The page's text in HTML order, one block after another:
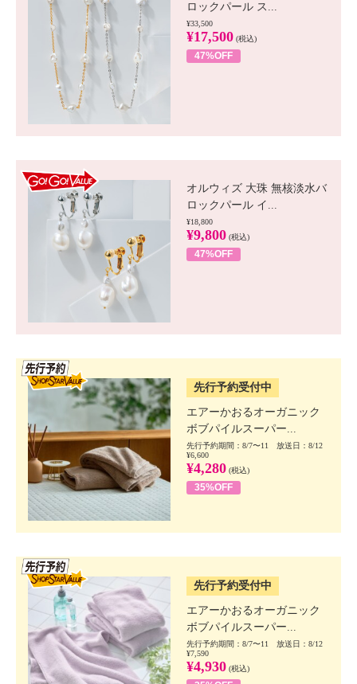
ロックパール ス...
¥33,500
¥17,500 (税込)
47%OFF
オルウィズ 大珠 無核淡水バ
ロックパール イ...
¥18,800
¥9,800 (税込)
47%OFF
先行予約受付中
エアーかおるオーガニック
ボブパイルスーパー...
先行予約期間：8/7〜11 放送日：8/12
¥6,600
¥4,280 (税込)
35%OFF
先行予約受付中
エアーかおるオーガニック
ボブパイルスーパー...
先行予約期間：8/7〜11 放送日：8/12
¥7,590
¥4,930 (税込)